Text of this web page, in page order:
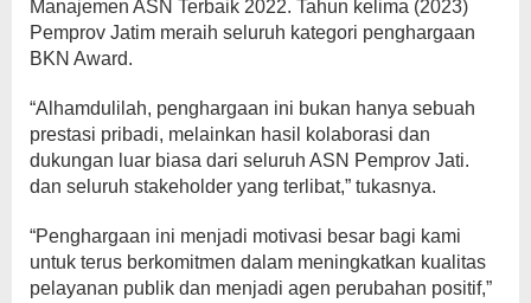
Manajemen ASN Terbaik 2022. Tahun kelima (2023)
Pemprov Jatim meraih seluruh kategori penghargaan
BKN Award.
“Alhamdulilah, penghargaan ini bukan hanya sebuah
prestasi pribadi, melainkan hasil kolaborasi dan
dukungan luar biasa dari seluruh ASN Pemprov Jati.
dan seluruh stakeholder yang terlibat,” tukasnya.
“Penghargaan ini menjadi motivasi besar bagi kami
untuk terus berkomitmen dalam meningkatkan kualitas
pelayanan publik dan menjadi agen perubahan positif,”